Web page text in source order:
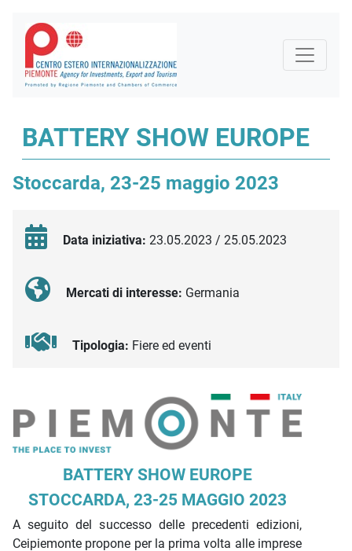
BATTERY SHOW EUROPE
Stoccarda, 23-25 maggio 2023
Data iniziativa: 23.05.2023 / 25.05.2023
Mercati di interesse: Germania
Tipologia: Fiere ed eventi
Descrizione iniziativa
BATTERY SHOW EUROPE
STOCCARDA, 23-25 MAGGIO 2023
A seguito del successo delle precedenti edizioni,
Ceipiemonte propone per la prima volta alle imprese